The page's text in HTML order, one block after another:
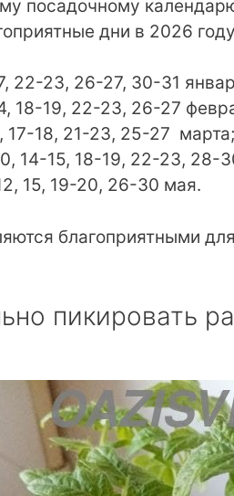
посадочному
дни в 2026
22-23, 26-27, 30-31
18-19, 22-23, 26-27
17-18, 21-23, 25-27 марта;
14-15, 18-19, 22-23, 28-
15, 19-20, 26-30 мая.
благоприятными
пикировать